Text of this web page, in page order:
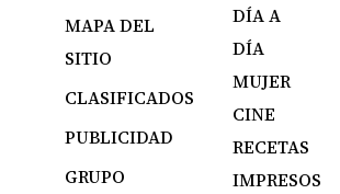
MAPA DEL
SITIO
CLASIFICADOS
PUBLICIDAD
GRUPO
DÍA A
DÍA
MUJER
CINE
RECETAS
IMPRESOS